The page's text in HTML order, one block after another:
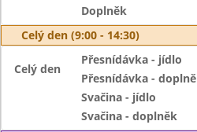
Doplněk
Celý den (9:00 - 14:30)
Celý den
Přesnídávka - jídlo
Přesnídávka - doplně
Svačina - jídlo
Svačina - doplněk